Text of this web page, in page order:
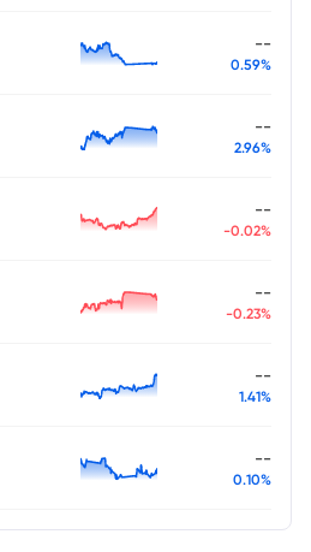
--
0.59%
--
2.96%
--
-0.02%
--
-0.23%
--
1.41%
--
0.10%